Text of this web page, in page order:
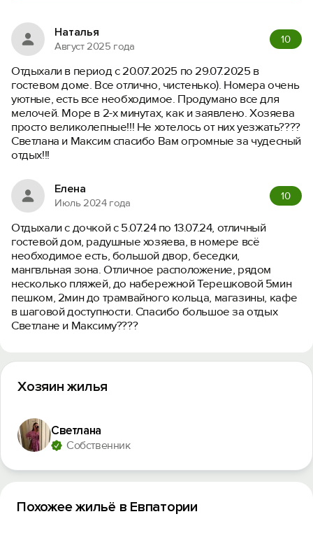
Наталья
Август 2025 года
10
Отдыхали в период с 20.07.2025 по 29.07.2025 в
гостевом доме. Все отлично, чистенько). Номера очень
уютные, есть все необходимое. Продумано все для
мелочей. Море в 2-х минутах, как и заявлено. Хозяева
просто великолепные!!! Не хотелось от них уезжать????
Светлана и Максим спасибо Вам огромные за чудесный
отдых!!!
Елена
Июль 2024 года
10
Отдыхали с дочкой с 5.07.24 по 13.07.24, отличный
гостевой дом, радушные хозяева, в номере всё
необходимое есть, большой двор, беседки,
мангвльная зона. Отличное расположение, рядом
несколько пляжей, до набережной Терешковой 5мин
пешком, 2мин до трамвайного кольца, магазины, кафе
в шаговой доступности. Спасибо большое за отдых
Светлане и Максиму????
Хозяин жилья
Светлана
Собственник
Похожее жильё в Евпатории